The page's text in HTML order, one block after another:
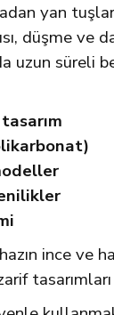
yan
düşme ve
uzun süreli
ince ve